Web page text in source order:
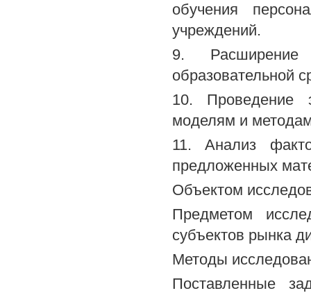
обучения
учреждений.
9. Расширение
образовательной
10. Проведение
моделям и
11. Анализ
предложенных
Объектом
Предметом
субъектов рынка
Методы
Поставленные